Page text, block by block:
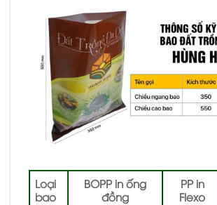
Loại
bao
BOPP in ống
đồng
PP in
Flexo